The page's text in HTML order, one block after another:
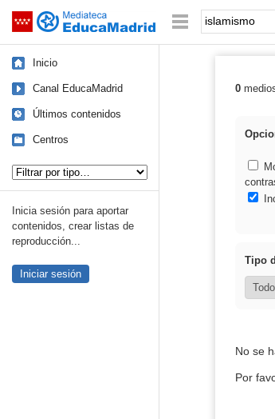
Saltar navegación Palabra o frase:
Inicio
Canal EducaMadrid
Últimos contenidos
Centros
Inicia sesión para aportar
contenidos, crear listas de
reproducción...
Iniciar sesión
0
Tipo
No se
Por